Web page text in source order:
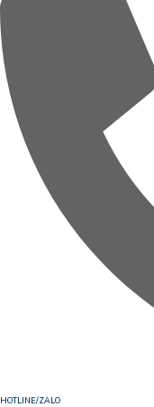
HOTLINE/ZALO